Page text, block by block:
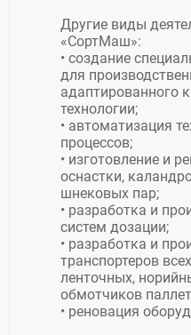
Другие виды
«СортМаш»:
• создание
для
адаптированного
технологии;
• автоматизация
процессов;
• изготовление и
оснастки,
шнековых пар;
• разработка и
систем дозации;
• разработка и
транспортеров
ленточных,
обмотчиков
• реновация